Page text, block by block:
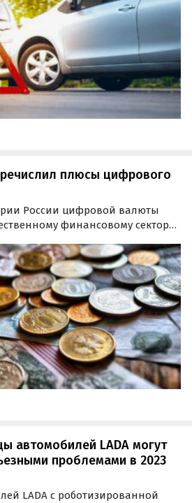
плюсы цифрового
России цифровой валюты
финансовому сектору.
перечислил в интервью
автомобилей LADA могут
проблемами в 2023
LADA с роботизированной